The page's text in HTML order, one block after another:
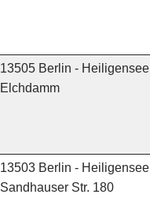
13505 Berlin - Heiligensee
Elchdamm
13503 Berlin - Heiligensee
Sandhauser Str. 180